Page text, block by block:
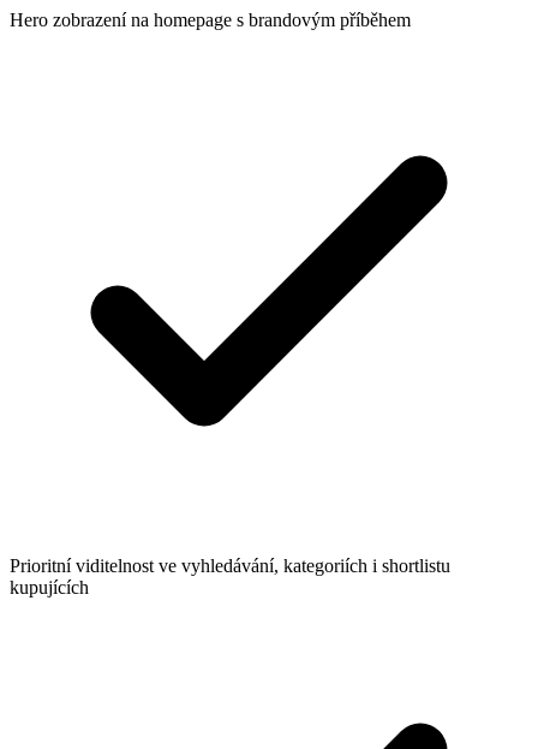
Hero zobrazení na homepage s brandovým příběhem
Prioritní viditelnost ve vyhledávání, kategoriích i shortlistu
kupujících